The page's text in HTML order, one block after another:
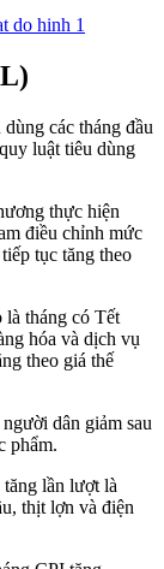
các tháng đầu
luật tiêu dùng
thực hiện
điều chỉnh mức
tục tăng theo
là tháng có Tết
hóa và dịch vụ
theo giá thế
dân giảm sau
phẩm.
lần lượt là
thịt lợn và điện